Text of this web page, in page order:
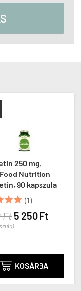
Ft
Muira